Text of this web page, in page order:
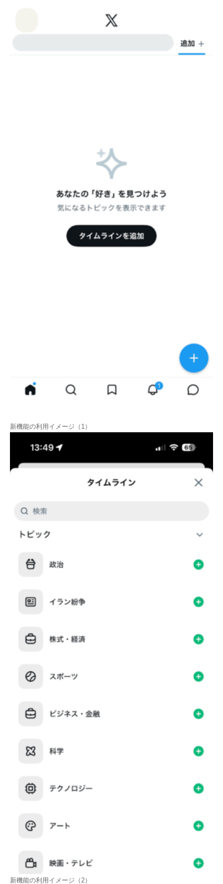
新機能の利用イメージ（1）
新機能の利用イメージ（2）